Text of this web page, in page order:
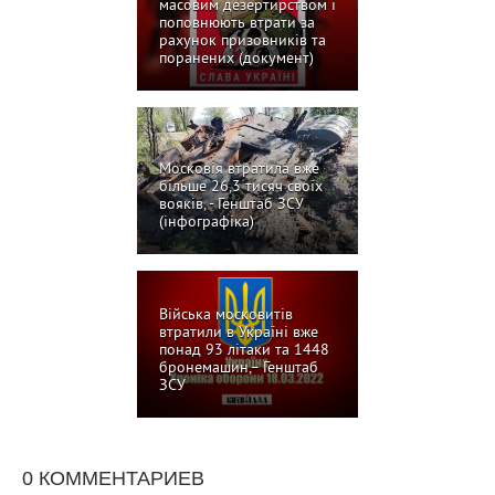
масовим дезертирством і
поповнюють втрати за
рахунок призовників та
поранених (документ)
Московія втратила вже
більше 26,3 тисяч своїх
вояків, - Генштаб ЗСУ
(інфографіка)
Війська московитів
втратили в Україні вже
понад 93 літаки та 1448
бронемашин,– Генштаб
ЗСУ
0 КОММЕНТАРИЕВ